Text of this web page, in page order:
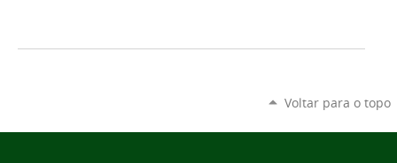
Voltar para o topo